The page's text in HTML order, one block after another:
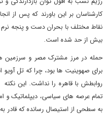
کارشناسان بر این باورند که پس از
نقاط مختلف با بحران دست و پنجه
بیش از حد شده است.
حمله در مرز مشترک مصر و سرزمین
برای صهوینیت ها بود، چرا که تل آویو
روابطش با قاهره را نداشت. این
تمام عرصه های سیاسی، دیپلماتیک و
به سطحی از استیصال رسانده که قادر